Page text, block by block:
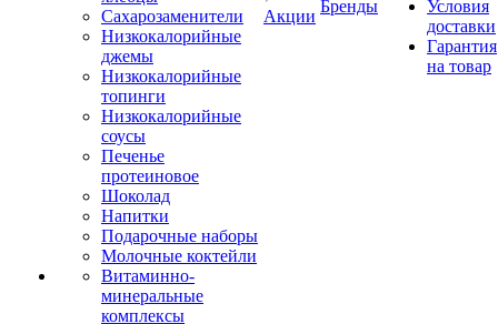
Сахарозаменители
Низкокалорийные
джемы
Низкокалорийные
топинги
Низкокалорийные
соусы
Печенье
протеиновое
Шоколад
Напитки
Подарочные наборы
Молочные коктейли
Витаминно-
минеральные
комплексы
Акции
Бренды
Условия
доставки
Гарантия
на товар